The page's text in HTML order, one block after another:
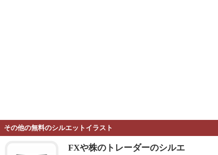
その他の無料のシルエットイラスト
FXや株のトレーダーのシルエ